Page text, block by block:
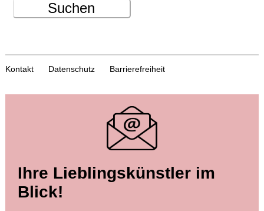
Suchen
Kontakt Datenschutz Barrierefreiheit
Ihre Lieblingskünstler im
Blick!